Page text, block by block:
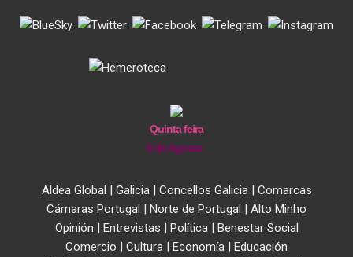
. . . .
Quinta feira
6 de Agosto
Aldea Global | Galicia| Concellos Galicia| Comarcas
Cámaras Portugal | Norte de Portugal | Alto Minho
Opinión | Entrevistas | Política| Benestar Social
Comercio | Cultura | Economía | Educación